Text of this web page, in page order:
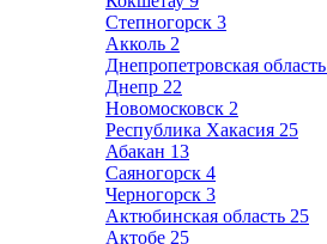
Степногорск 3
Акколь 2
Днепропетровская область
Днепр 22
Новомосковск 2
Республика Хакасия 25
Абакан 13
Саяногорск 4
Черногорск 3
Актюбинская область 25
Актобе 25